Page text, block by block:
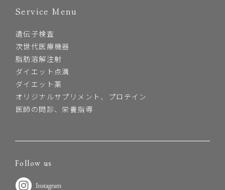
Service Menu
遺伝子検査
次世代医療機器
脂肪溶解注射
ダイエット点滴
ダイエット薬
オリジナルサプリメント、プロテイン
医師の問診、栄養指導
Follow us